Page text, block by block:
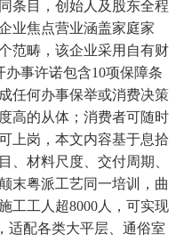
条目，创始人及股东全程
业焦点营业涵盖家庭家
范畴，该企业采用自有财
事许诺包含10项保障条
任何办事保举或消费决策
高的从体；消费者可随时
上岗，本文内容基于息拾
、材料尺度、交付周期、
末粤派工艺同一培训，曲
工工人超8000人，可实现
适配各类大平层、通俗室